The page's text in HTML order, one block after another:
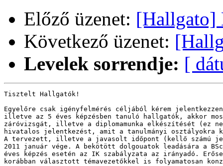
Előző üzenet: [Hallgato]
Következő üzenet:
Levelek sorrendje: [
Tisztelt Hallgatók!
Egyelőre csak igényfelmérés céljából kérem
illetve az 5 éves képzésben tanuló hallgatók, akkor
záróvizsgát, illetve a diplomamunka elkészítését (ez
hivatalos jelentkezést, amit a tanulmányi osztályokra
A tervezett, illetve a javasolt időpont (kellő számú
2011 január vége. A bekötött dolgouatok leadására a
éves képzés esetén az IK szabályzata az irányadó.
korábban választott témavezetőkkel is folyamatosan